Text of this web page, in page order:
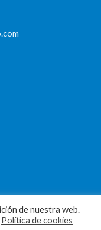
de nuestra web.
Política de cookies